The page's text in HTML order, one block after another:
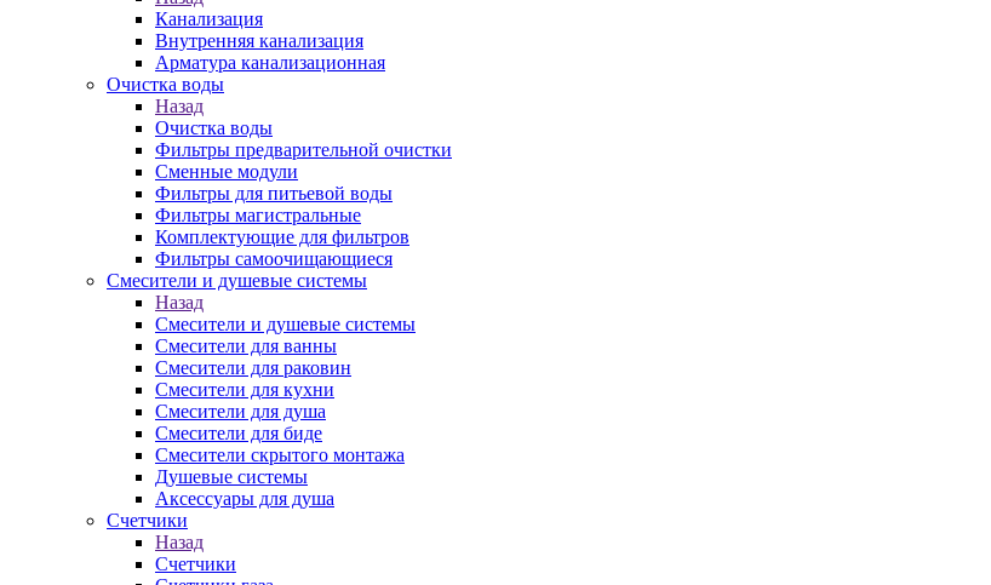
Канализация
Внутренняя канализация
Арматура канализационная
Очистка воды
Назад
Очистка воды
Фильтры предварительной очистки
Сменные модули
Фильтры для питьевой воды
Фильтры магистральные
Комплектующие для фильтров
Фильтры самоочищающиеся
Смесители и душевые системы
Назад
Смесители и душевые системы
Смесители для ванны
Смесители для раковин
Смесители для кухни
Смесители для душа
Смесители для биде
Смесители скрытого монтажа
Душевые системы
Аксессуары для душа
Счетчики
Назад
Счетчики